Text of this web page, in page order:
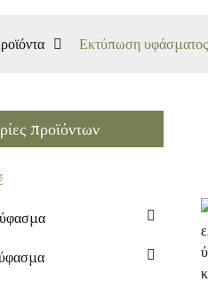
Εκτύπωση υφάσματος
προϊόντων